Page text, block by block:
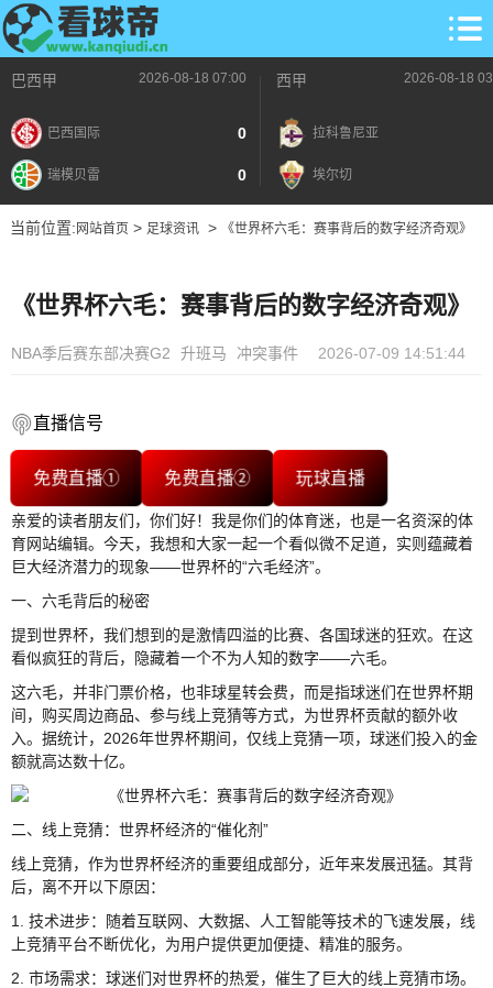
巴西甲 2026-08-18 07:00
巴西国际 0
瑞模贝雷 0
西甲 2026-08-18
拉科鲁尼亚
埃尔切
当前位置: 网站首页> 足球资讯> 《世界杯六毛：赛事背后的数字经济奇观》
《世界杯六毛：赛事背后的数字经济奇观》
NBA季后赛东部决赛G2 升班马 冲突事件 2026-07-09 14:51:44
直播信号
免费直播① 免费直播② 玩球直播
亲爱的读者朋友们，你们好！我是你们的体育迷，也是一名资深的体
育网站编辑。今天，我想和大家一起一个看似微不足道，实则蕴藏着
巨大经济潜力的现象——世界杯的“六毛经济”。
一、六毛背后的秘密
提到世界杯，我们想到的是激情四溢的比赛、各国球迷的狂欢。在这
看似疯狂的背后，隐藏着一个不为人知的数字——六毛。
这六毛，并非门票价格，也非球星转会费，而是指球迷们在世界杯期
间，购买周边商品、参与线上竞猜等方式，为世界杯贡献的额外收
入。据统计，2026年世界杯期间，仅线上竞猜一项，球迷们投入的金
额就高达数十亿。
二、线上竞猜：世界杯经济的“催化剂”
线上竞猜，作为世界杯经济的重要组成部分，近年来发展迅猛。其背
后，离不开以下原因：
1. 技术进步：随着互联网、大数据、人工智能等技术的飞速发展，线
上竞猜平台不断优化，为用户提供更加便捷、精准的服务。
2. 市场需求：球迷们对世界杯的热爱，催生了巨大的线上竞猜市场。